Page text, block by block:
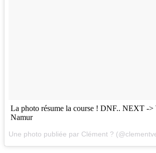
La photo résume la course ! DNF.. NEXT ->
Namur
Une photo publiée par Clément ?